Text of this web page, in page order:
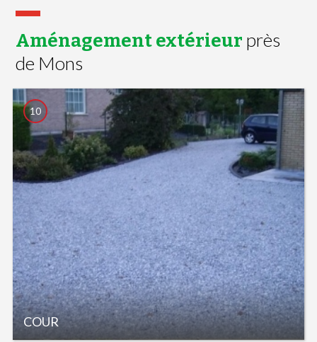
Aménagement extérieur près
de Mons
COUR
10